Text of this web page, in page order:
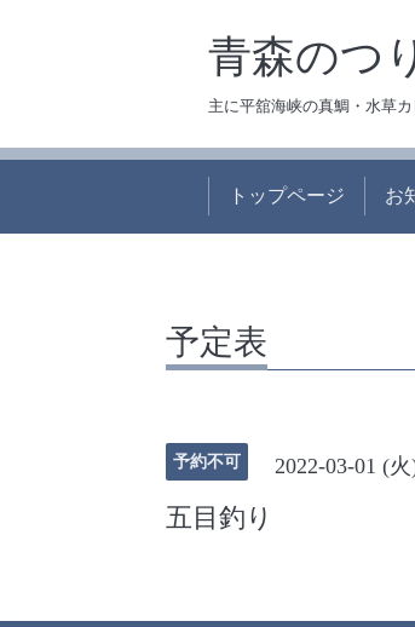
青森のつ
主に平舘海峡の真鯛・水草
トップページ お
予定表
予約不可 2022-03-01 (
五目釣り